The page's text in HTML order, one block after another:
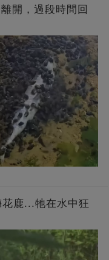
開，過段時間回
鹿...牠在水中狂